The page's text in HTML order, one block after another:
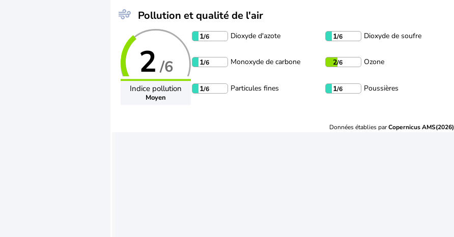
Pollution et qualité de l'air
2 /6
Indice pollution
Moyen
1/6 Dioxyde d'azote 1/6 Dioxyde de soufre
1/6 Monoxyde de carbone 2/6 Ozone
1/6 Particules fines 1/6 Poussières
Données établies parCopernicus AMS(2026)